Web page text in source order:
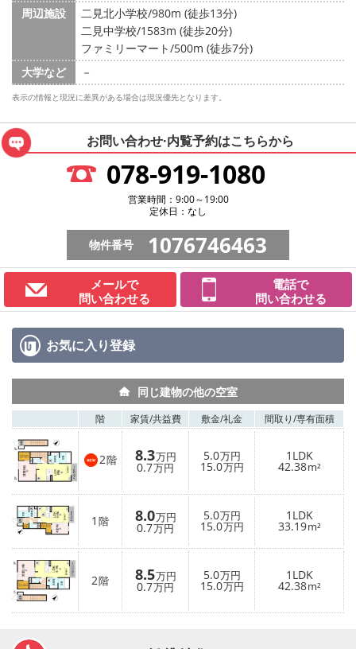
周辺施設
二見北小学校/980m (徒歩13分)
二見中学校/1583m (徒歩20分)
ファミリーマート/500m (徒歩7分)
大学など
－
表示の情報と現況に差異がある場合は現況優先となります。
お問い合わせ·内覧予約はこちらから
078-919-1080
営業時間：9:00～19:00
定休日：なし
物件番号 1076746463
メールで
問い合わせる
電話で
問い合わせる
お気に入り登録
同じ建物の他の空室
階 家賃/共益費 敷金/礼金 間取り/専有面積
2階 8.3万円
0.7万円
5.0万円
15.0万円
1LDK
42.38m²
1 階 8.0万円
0.7万円
5.0万円
15.0万円
1LDK
33.19m²
2階 8.5万円
0.7万円
5.0万円
15.0万円
1LDK
42.38m²